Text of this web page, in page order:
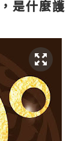
是什麼護